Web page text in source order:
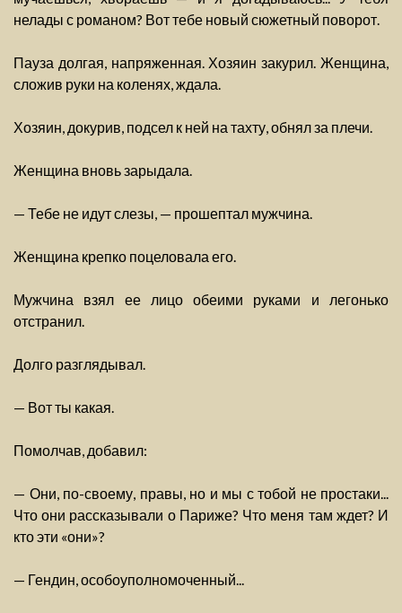
нелады с романом? Вот тебе новый сюжетный поворот.
Пауза долгая, напряженная. Хозяин закурил. Женщина,
сложив руки на коленях, ждала.
Хозяин, докурив, подсел к ней на тахту, обнял за плечи.
Женщина вновь зарыдала.
— Тебе не идут слезы, — прошептал мужчина.
Женщина крепко поцеловала его.
Мужчина взял ее лицо обеими руками и легонько
отстранил.
Долго разглядывал.
— Вот ты какая.
Помолчав, добавил:
— Они, по-своему, правы, но и мы с тобой не простаки...
Что они рассказывали о Париже? Что меня там ждет? И
кто эти «они»?
— Гендин, особоуполномоченный...